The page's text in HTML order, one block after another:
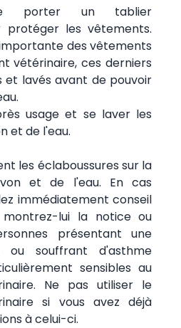
porter un tablier
protéger les vêtements.
des vêtements
vétérinaire, ces derniers
lavés avant de pouvoir
usage et se laver les
et de l'eau.
les éclaboussures sur la
et de l'eau. En cas
immédiatement conseil
lui la notice ou
présentant une
ou souffrant d'asthme
sensibles au
Ne pas utiliser le
si vous avez déjà
à celui-ci.